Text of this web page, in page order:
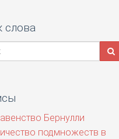
слова
Бернулли
подмножеств в